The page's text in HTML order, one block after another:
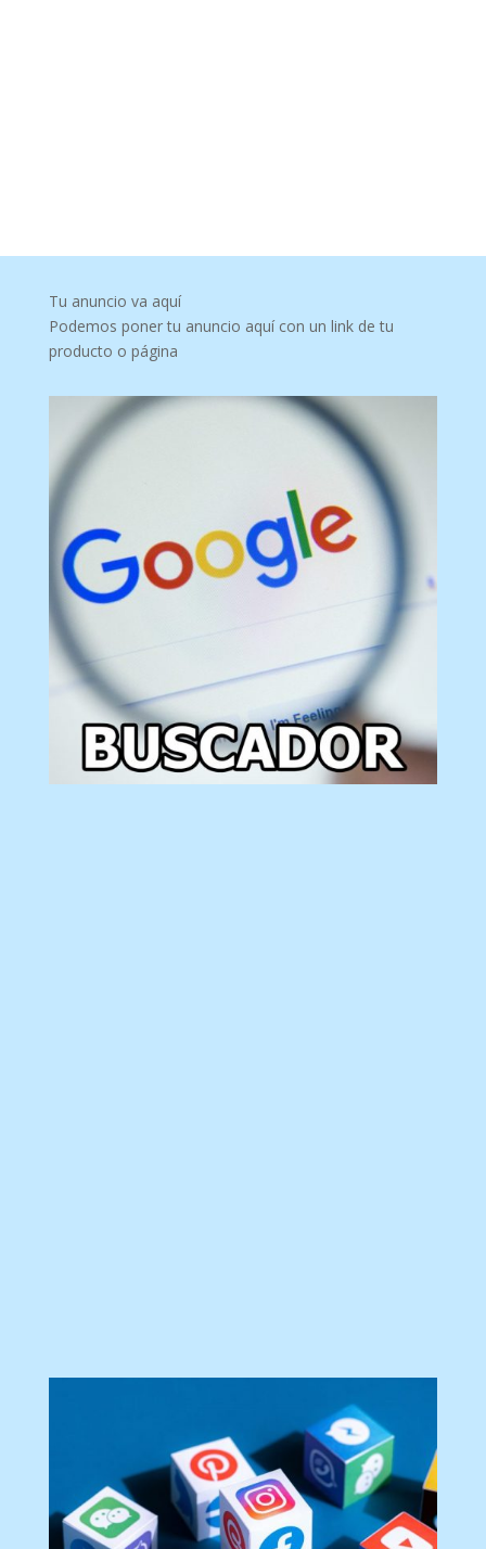
Tu anuncio va aquí
Podemos poner tu anuncio aquí con un link de tu
producto o página